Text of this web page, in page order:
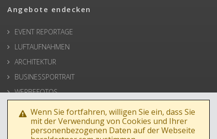
Angebote endecken
EVENT REPORTAGE
LUFTAUFNAHMEN
ARCHITEKTUR
BUSINESSPORTRAIT
WERBEFOTOS
HOCHZEIT
PRESSE
Wenn Sie fortfahren, willigen Sie ein, dass Sie
mit der Verwendung von Cookies und Ihrer
personenbezogenen Daten auf der Webseite